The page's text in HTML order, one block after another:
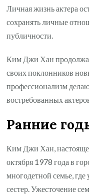
Личная жизнь актера
сохранять личные
публичности.
Ким Джи Хан
своих поклонников
профессионализм
востребованных
Ранние
Ким Джи Хан,
октября 1978 года в
многодетной семье, где
сестер. Ужесточение